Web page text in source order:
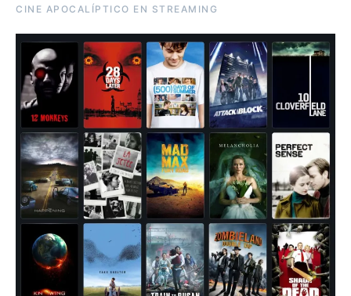
CINE APOCALÍPTICO EN STREAMING